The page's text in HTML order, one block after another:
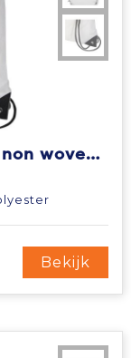
Evergreen GRS gerecyclede non woven koordzak 5 l
Bekijk